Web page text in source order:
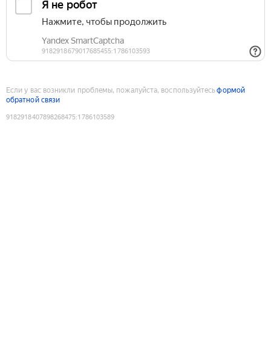
Если у вас возникли проблемы, пожалуйста, воспользуйтесьформой
обратной связи
9182918407898268475:1786103589